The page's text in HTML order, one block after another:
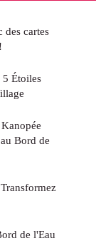
des cartes
5 Étoiles
Bord de
de l'Eau